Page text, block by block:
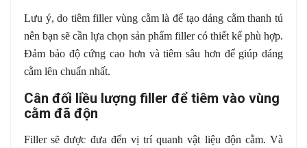
Lưu ý, do tiêm filler vùng cằm là để tạo dáng cằm thanh tú
nên bạn sẽ cần lựa chọn sản phẩm filler có thiết kế phù hợp.
Đảm bảo độ cứng cao hơn và tiêm sâu hơn để giúp dáng
cằm lên chuẩn nhất.
Cân đối liều lượng filler để tiêm vào vùng
cằm đã độn
Filler sẽ được đưa đến vị trí quanh vật liệu độn cằm. Và